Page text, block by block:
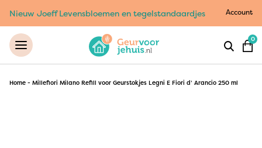
Nieuw Joeff Levensbloemen en tegelstandaardjes Account
0
Home - Millefiori Milano Refill voor Geurstokjes Legni E Fiori d’ Arancio 250 ml